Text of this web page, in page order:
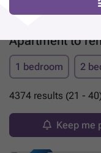
Apartment to
1 bedroom 2
4374 results (21 -
Keep me